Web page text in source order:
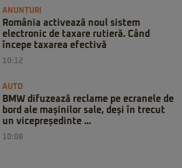
ANUNȚURI
România activează noul sistem
electronic de taxare rutieră. Când
începe taxarea efectivă
10:12
AUTO
BMW difuzează reclame pe ecranele de
bord ale mașinilor sale, deși în trecut
un vicepreședinte ...
10:08